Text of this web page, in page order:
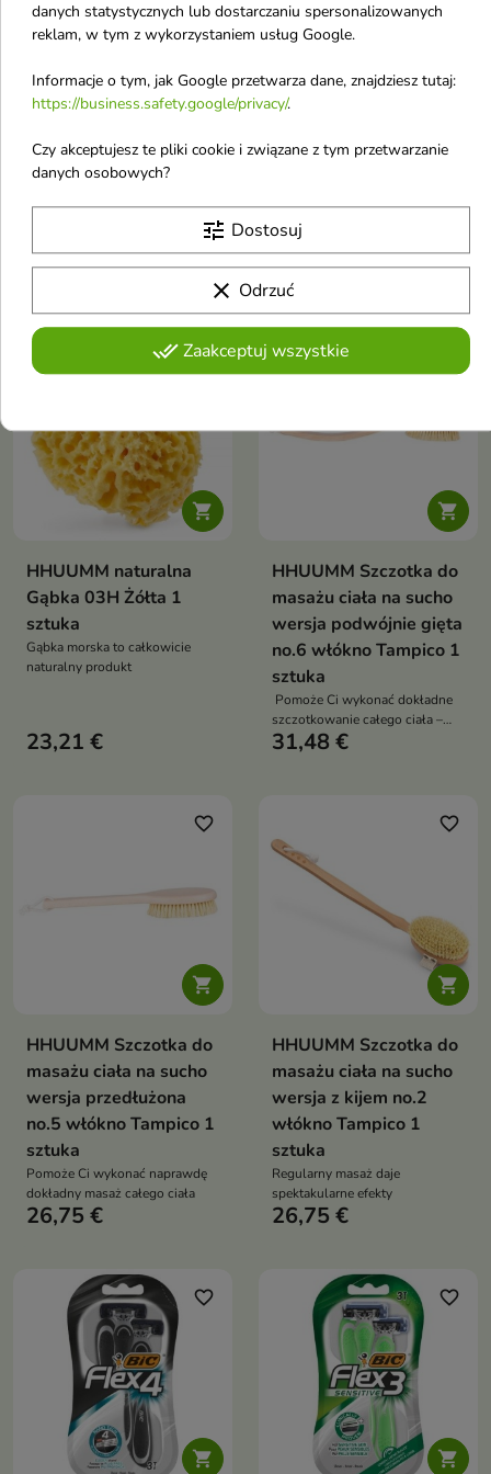

HHUUMM Szczotka do
wersja przedłużona
no.5 włókno Tampico 1
sztuka
Pomoże Ci wykonać naprawdę
15,15 €
HHUUMM naturalna
sztuka
22,03 €

favorite_border
HHUUMM naturalna
Gąbka 03H Żółta 1
sztuka
Gąbka morska to całkowicie
naturalny produkt
23,21 €

HHUUMM Szczotka do
masażu ciała na sucho
wersja podwójnie gięta
no.6 włókno Tampico 1
sztuka
Pomoże Ci wykonać dokładne
szczotkowanie całego ciała –
także miejsc trudno dostępnych
31,48 €

favorite_border
HHUUMM Szczotka do
masażu ciała na sucho
wersja przedłużona
no.5 włókno Tampico 1
sztuka
Pomoże Ci wykonać naprawdę
dokładny masaż całego ciała
26,75 €

favorite_border
HHUUMM Szczotka do
masażu ciała na sucho
wersja z kijem no.2
włókno Tampico 1
sztuka
Regularny masaż daje
spektakularne efekty
26,75 €

favorite_border

favorite_border
danych statystycznych lub dostarczaniu spersonalizowanych
reklam, w tym z wykorzystaniem usług Google.
Informacje o tym, jak Google przetwarza dane, znajdziesz tutaj:
https://business.safety.google/privacy/.
Czy akceptujesz te pliki cookie i związane z tym przetwarzanie
danych osobowych?
tune Dostosuj
clear Odrzuć
done_allZaakceptuj wszystkie